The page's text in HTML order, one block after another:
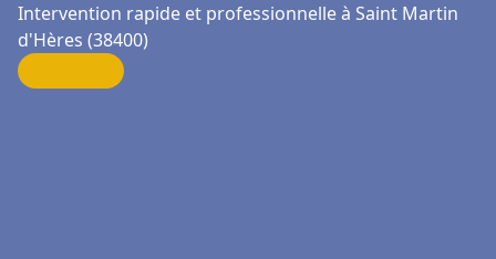
Intervention rapide et professionnelle à Saint Martin
d'Hères (38400)